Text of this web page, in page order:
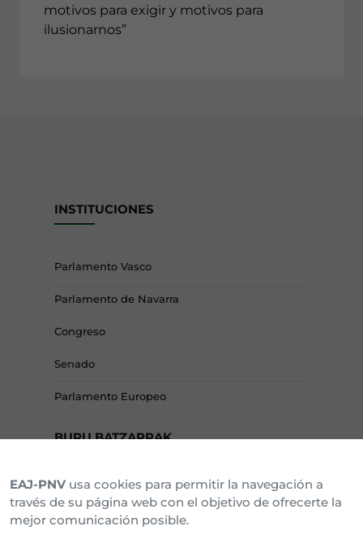
motivos para exigir y motivos para
ilusionarnos”
INSTITUCIONES
Parlamento Vasco
Parlamento de Navarra
Congreso
Senado
Parlamento Europeo
BURU BATZARRAK
Araba Buru Batzar
Bizkai Buru Batzar
EAJ-PNV usa cookies para permitir la navegación a
través de su página web con el objetivo de ofrecerte la
mejor comunicación posible.